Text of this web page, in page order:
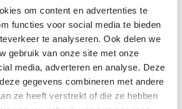
om content en advertenties te
functies voor social media te bieden
te analyseren. Ook delen we
gebruik van onze site met onze
media, adverteren en analyse. Deze
gegevens combineren met andere
ze heeft verstrekt of die ze hebben
je als kandidaat-deelnemer met de
en KvK nummer van de
en contactgegevens van de
vertegenwoordiger
en contactgegevens
van de kandidaat- deelnemer